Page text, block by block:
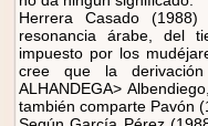
Herrera Casado
resonancia árabe, del
impuesto por los
cree que la
ALHANDEGA>
también comparte Pavón